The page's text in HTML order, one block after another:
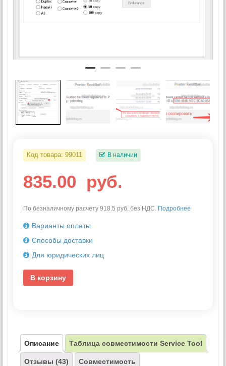
Код товара: 99011 В наличии
835.00 руб.
По безналичному расчёту 918.5 руб. без НДС. Подробнее
Варианты оплаты
Способы доставки
Для юридических лиц
В корзину
Описание Таблица совместимости Service Tool
Отзывы (43) Совместимость